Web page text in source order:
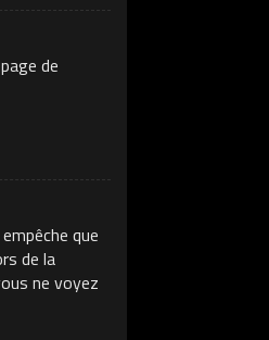
de
que
de la
ne voyez